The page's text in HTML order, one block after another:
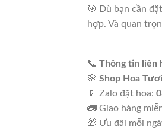
🎯 Dù bạn cần
hợp. Và quan
📞 Thông tin liên
🌸 Shop Hoa
📱 Zalo đặt hoa:
🚛 Giao hàng
🎁 Ưu đãi mỗi